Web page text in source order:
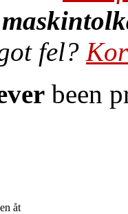
fel?
been
åt